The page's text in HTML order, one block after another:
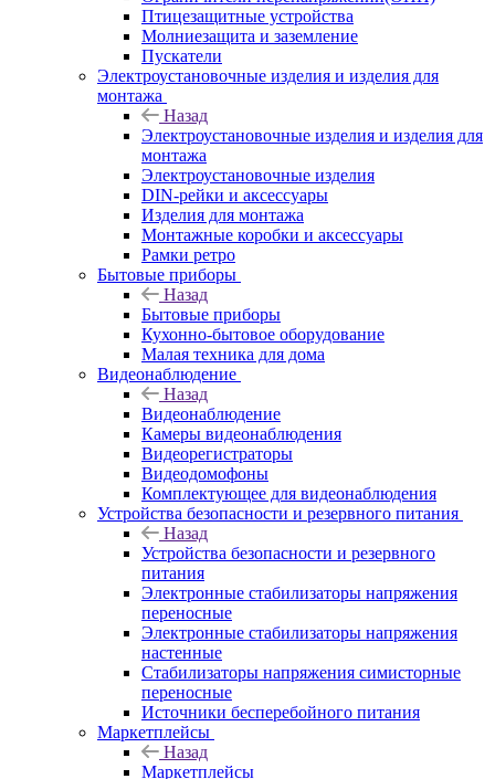
Птицезащитные устройства
Молниезащита и заземление
Пускатели
Электроустановочные изделия и изделия для
монтажа
Назад
Электроустановочные изделия и изделия для
монтажа
Электроустановочные изделия
DIN-рейки и аксессуары
Изделия для монтажа
Монтажные коробки и аксессуары
Рамки ретро
Бытовые приборы
Назад
Бытовые приборы
Кухонно-бытовое оборудование
Малая техника для дома
Видеонаблюдение
Назад
Видеонаблюдение
Камеры видеонаблюдения
Видеорегистраторы
Видеодомофоны
Комплектующее для видеонаблюдения
Устройства безопасности и резервного питания
Назад
Устройства безопасности и резервного
питания
Электронные стабилизаторы напряжения
переносные
Электронные стабилизаторы напряжения
настенные
Стабилизаторы напряжения симисторные
переносные
Источники бесперебойного питания
Маркетплейсы
Назад
Маркетплейсы